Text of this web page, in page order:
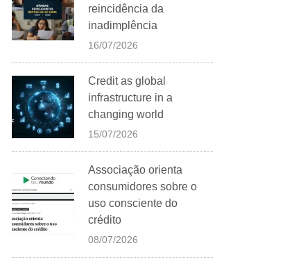
reincidência da
inadimplência
16/07/2026
Credit as global
infrastructure in a
changing world
15/07/2026
Associação orienta
consumidores sobre o
uso consciente do
crédito
08/07/2026